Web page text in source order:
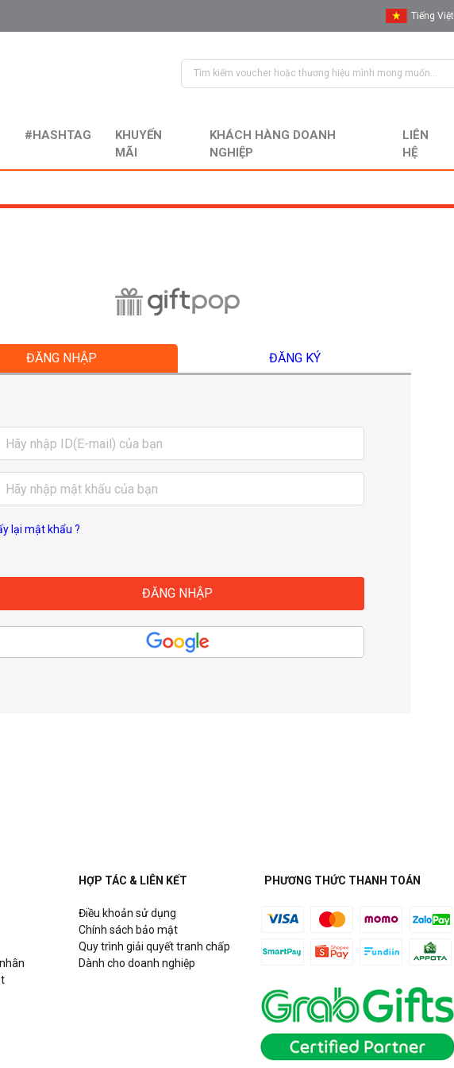
Tiếng Việt
English
#HASHTAG
KHUYẾN
MÃI
KHÁCH HÀNG DOANH
NGHIỆP
LIÊN
HỆ
ĐĂNG NHẬP ĐĂNG KÝ
lại mật khẩu ?
HỢP TÁC & LIÊN KẾT
Điều khoản sử dụng
Chính sách bảo mật
Quy trình giải quyết tranh chấp
Dành cho doanh nghiệp
PHƯƠNG THỨC THANH TOÁN